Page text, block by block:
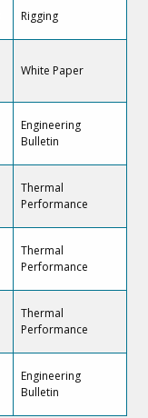
Rigging
White Paper
Engineering
Bulletin
Thermal
Performance
Thermal
Performance
Thermal
Performance
Engineering
Bulletin